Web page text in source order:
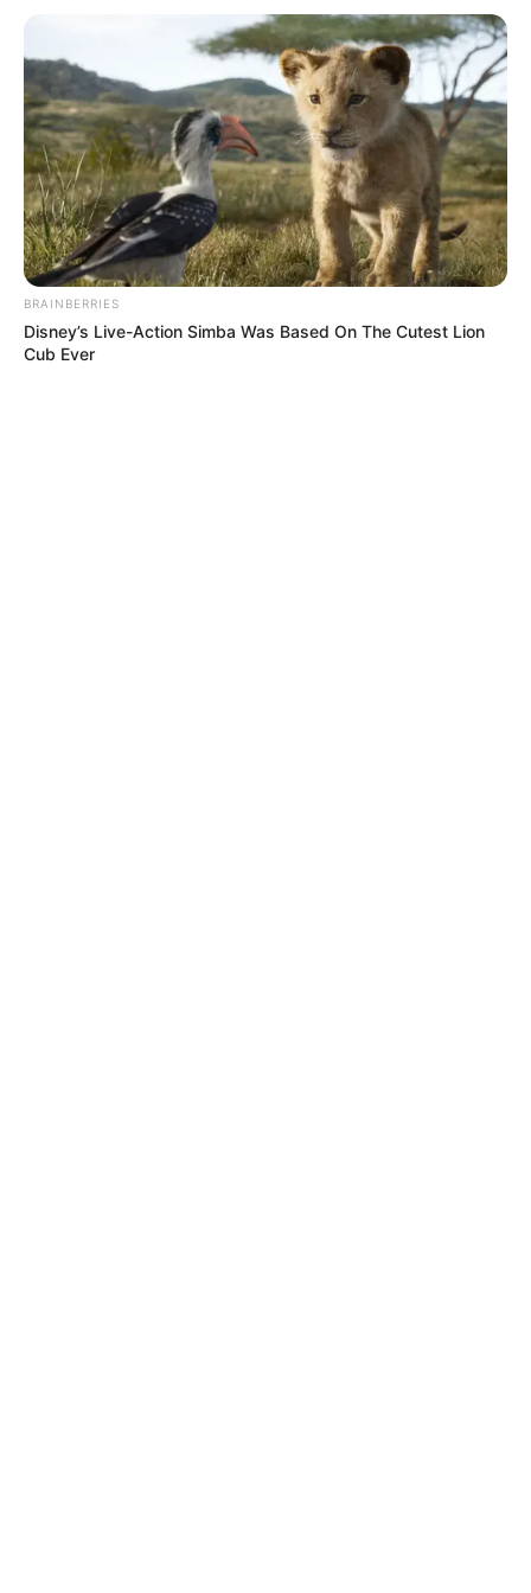
NOTICIAS SALUD
ENTREGA DE MEDICAMENTOS
CRISIS DE LA SALUD
QUINDÍO
MANTÉNGASE EN ALERTA
Tenemos todas las noticias que le
interesan. Para estar bien informado, por
favor, active las notificaciones de Alerta.
ACTIVAR AHORA
BRAINBERRIES
Disney’s Live-Action Simba Was Based On The Cutest Lion
Cub Ever